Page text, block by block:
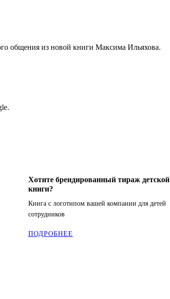
общения из новой книги Максима Ильяхова.
Хотите брендированный тираж детской
книги?
Книга с логотипом вашей компании для детей
сотрудников
ПОДРОБНЕЕ